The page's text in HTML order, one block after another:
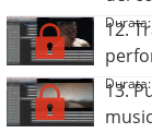
12.
13.